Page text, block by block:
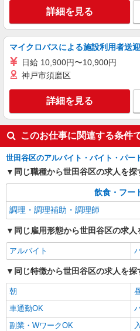
芦花翠風邸）
キープ
アルバイト パート
コンパスグループ・ジャパン株式会
調理補助【ア
時給1,250円以上 試用期間中 時給
業が発生した場
ます。
楽天クリム
一丁目14番1号
キープ
詳細を見る
マイクロバスによる施設利用者送
日給 10,900円〜10,900円
神戸市須磨区
詳細を見る
このお仕事に関連する条件
世田谷区のアルバイト・バイト・パー
同じ職種から世田谷区の求人を探
飲食・フー
調理・調理補助・調理師
同じ雇用形態から世田谷区の求人
アルバイト
同じ特徴から世田谷区の求人を探
朝
車通勤OK
副業・WワークOK